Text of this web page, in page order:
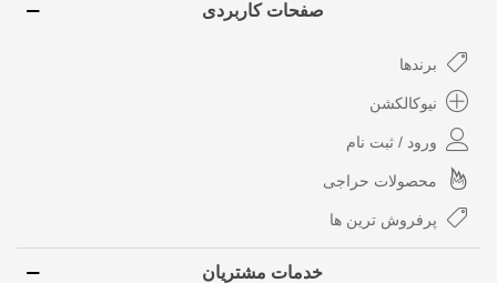
صفحات کاربردی
برندها
نیوکالکشن
ورود / ثبت نام
محصولات حراجی
پرفروش ترین ها
خدمات مشتریان